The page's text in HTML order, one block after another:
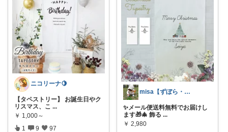
ニコリーナ🍋
【タペストリー】 お誕生日やク
リスマス、こ ...
￥ 1,000～
1 9 97
misa【ずぼら・時短生活🙈】
✨メール便送料無料でお届けし
ます🎁🎄 飾る ...
￥ 2,980